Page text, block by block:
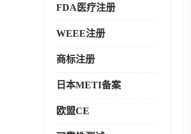
FDA医疗注册
WEEE注册
商标注册
日本METI备案
欧盟CE